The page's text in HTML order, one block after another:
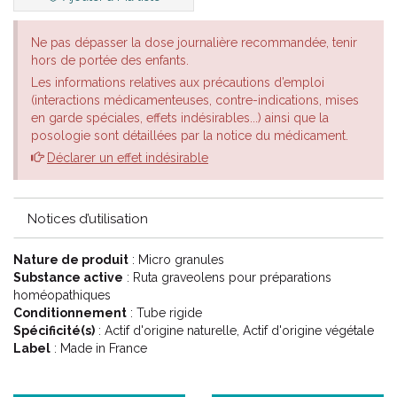
Ne pas dépasser la dose journalière recommandée, tenir
hors de portée des enfants.
Les informations relatives aux précautions d’emploi
(interactions médicamenteuses, contre-indications, mises
en garde spéciales, effets indésirables...) ainsi que la
posologie sont détaillées par la notice du médicament.
Déclarer un effet indésirable
Notices d’utilisation
Nature de produit : Micro granules
Substance active : Ruta graveolens pour préparations
homéopathiques
Conditionnement : Tube rigide
Spécificité(s) : Actif d'origine naturelle, Actif d'origine végétale
Label : Made in France